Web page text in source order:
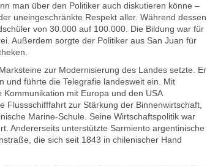
man über den Politiker auch diskutieren könne –
uneingeschränkte Respekt aller. Während dessen
von 30.000 auf 100.000. Die Bildung war für
Außerdem sorgte der Politiker aus San Juan für
zur Modernisierung des Landes setzte. Er
und führte die Telegrafie landesweit ein. Mit
mit Europa und den USA
Flussschifffahrt zur Stärkung der Binnenwirtschaft,
Marine-Schule. Seine Wirtschaftspolitik war
Andererseits unterstützte Sarmiento argentinische
die sich seit 1843 in chilenischer Hand